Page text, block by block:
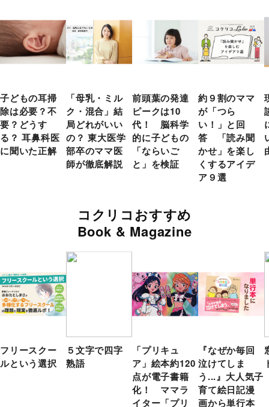
子どもの耳掃
除は必要？不
要？どうす
る？ 耳鼻科医
に聞いた正解
「母乳・ミル
ク・混合」結
局どれがいい
の？ 東大医学
部卒のママ医
師が徹底解説
前頭葉の発達
ピークは10
代！ 脳科学
的に子どもの
「ならいご
と」を検証
約９割のママ
が「つら
い！」と回
答 「読み聞
かせ」を楽し
くするアイデ
ア９選
コクリコおすすめ
Book & Magazine
フリースクー
ルという選択
５文字で四字
熟語
「プリキュ
ア」絵本約120
点が電子書籍
化！ ママラ
イター「プリ
『なぜか毎回
泣けてしま
う...』大人気子
育て絵日記漫
画から単行本